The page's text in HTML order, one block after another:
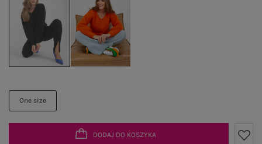
One size
DODAJ DO KOSZYKA